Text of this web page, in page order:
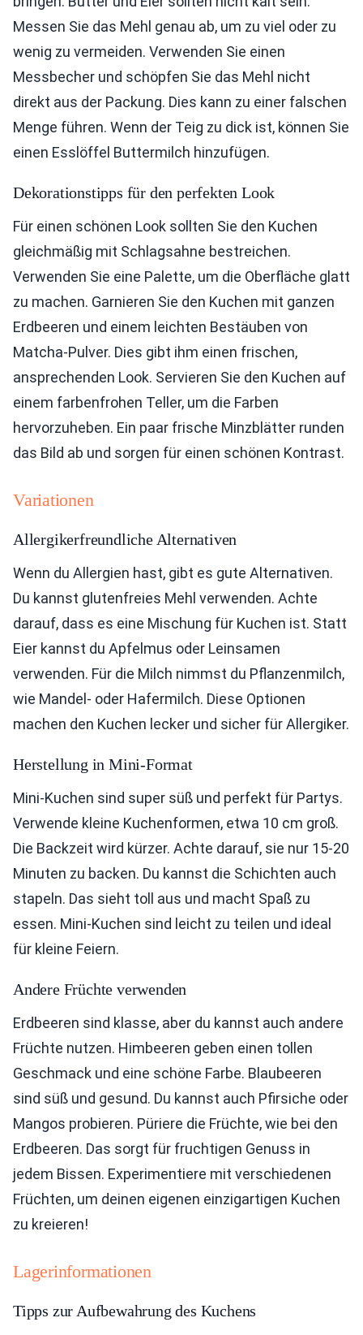
Messen Sie das Mehl genau ab, um zu viel oder zu
wenig zu vermeiden. Verwenden Sie einen
Messbecher und schöpfen Sie das Mehl nicht
direkt aus der Packung. Dies kann zu einer falschen
Menge führen. Wenn der Teig zu dick ist, können Sie
einen Esslöffel Buttermilch hinzufügen.
Dekorationstipps für den perfekten Look
Für einen schönen Look sollten Sie den Kuchen
gleichmäßig mit Schlagsahne bestreichen.
Verwenden Sie eine Palette, um die Oberfläche glatt
zu machen. Garnieren Sie den Kuchen mit ganzen
Erdbeeren und einem leichten Bestäuben von
Matcha-Pulver. Dies gibt ihm einen frischen,
ansprechenden Look. Servieren Sie den Kuchen auf
einem farbenfrohen Teller, um die Farben
hervorzuheben. Ein paar frische Minzblätter runden
das Bild ab und sorgen für einen schönen Kontrast.
Variationen
Allergikerfreundliche Alternativen
Wenn du Allergien hast, gibt es gute Alternativen.
Du kannst glutenfreies Mehl verwenden. Achte
darauf, dass es eine Mischung für Kuchen ist. Statt
Eier kannst du Apfelmus oder Leinsamen
verwenden. Für die Milch nimmst du Pflanzenmilch,
wie Mandel- oder Hafermilch. Diese Optionen
machen den Kuchen lecker und sicher für Allergiker.
Herstellung in Mini-Format
Mini-Kuchen sind super süß und perfekt für Partys.
Verwende kleine Kuchenformen, etwa 10 cm groß.
Die Backzeit wird kürzer. Achte darauf, sie nur 15-20
Minuten zu backen. Du kannst die Schichten auch
stapeln. Das sieht toll aus und macht Spaß zu
essen. Mini-Kuchen sind leicht zu teilen und ideal
für kleine Feiern.
Andere Früchte verwenden
Erdbeeren sind klasse, aber du kannst auch andere
Früchte nutzen. Himbeeren geben einen tollen
Geschmack und eine schöne Farbe. Blaubeeren
sind süß und gesund. Du kannst auch Pfirsiche oder
Mangos probieren. Püriere die Früchte, wie bei den
Erdbeeren. Das sorgt für fruchtigen Genuss in
jedem Bissen. Experimentiere mit verschiedenen
Früchten, um deinen eigenen einzigartigen Kuchen
zu kreieren!
Lagerinformationen
Tipps zur Aufbewahrung des Kuchens